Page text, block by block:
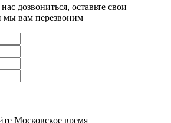
дозвониться, оставьте свои
мы вам перезвоним
Московское время